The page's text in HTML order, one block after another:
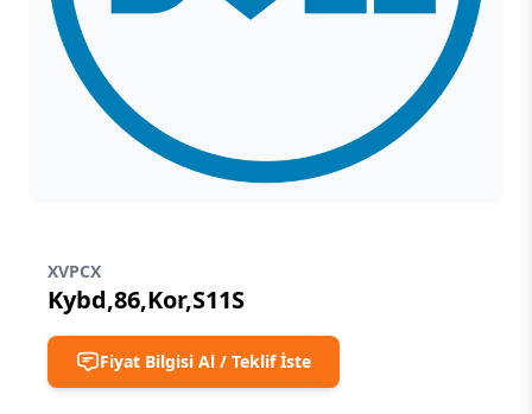
XVPCX
Kybd,86,Kor,S11S
Fiyat Bilgisi Al / Teklif İste